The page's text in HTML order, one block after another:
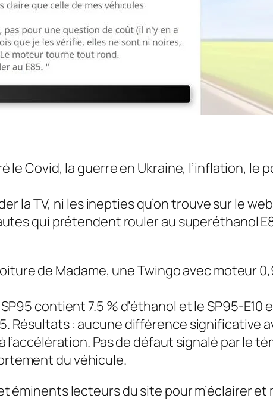
le Covid, la guerre en Ukraine, l’inflation,
la TV, ni les inepties qu’on trouve sur le
qui prétendent rouler au superéthanol
de Madame, une Twingo avec moteur
contient 7.5 % d’éthanol et le SP95-
Résultats : aucune différence significative
Pas de défaut signalé par le
du véhicule.
éminents lecteurs du site pour m’éclairer et